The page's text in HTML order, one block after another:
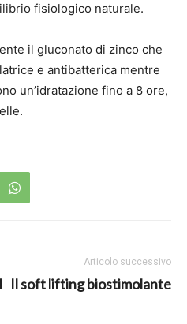
fisiologico naturale.
il gluconato di zinco che
e antibatterica mentre
un’idratazione fino a 8 ore,
Articolo successivo
Il soft lifting biostimolante